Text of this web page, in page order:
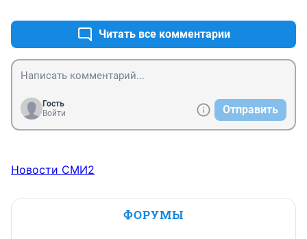
Читать все комментарии
Гость
Войти
Отправить
Новости СМИ2
ФОРУМЫ